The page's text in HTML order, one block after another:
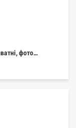
фото…